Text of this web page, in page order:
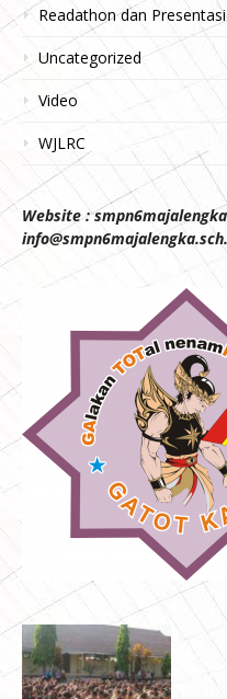
Readathon dan Presentasi
Uncategorized
Video
WJLRC
Website :